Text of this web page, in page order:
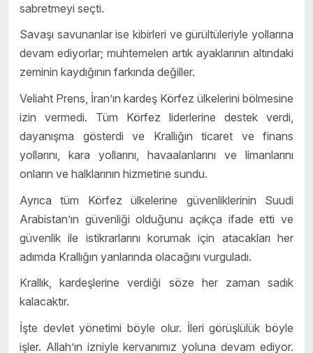
sabretmeyi seçti.
Savaşı savunanlar ise kibirleri ve gürültüleriyle yollarına
devam ediyorlar; muhtemelen artık ayaklarının altındaki
zeminin kaydığının farkında değiller.
Veliaht Prens, İran’ın kardeş Körfez ülkelerini bölmesine
izin vermedi. Tüm Körfez liderlerine destek verdi,
dayanışma gösterdi ve Krallığın ticaret ve finans
yollarını, kara yollarını, havaalanlarını ve limanlarını
onların ve halklarının hizmetine sundu.
Ayrıca tüm Körfez ülkelerine güvenliklerinin Suudi
Arabistan’ın güvenliği olduğunu açıkça ifade etti ve
güvenlik ile istikrarlarını korumak için atacakları her
adımda Krallığın yanlarında olacağını vurguladı.
Krallık, kardeşlerine verdiği söze her zaman sadık
kalacaktır.
İşte devlet yönetimi böyle olur. İleri görüşlülük böyle
işler. Allah’ın izniyle kervanımız yoluna devam ediyor.